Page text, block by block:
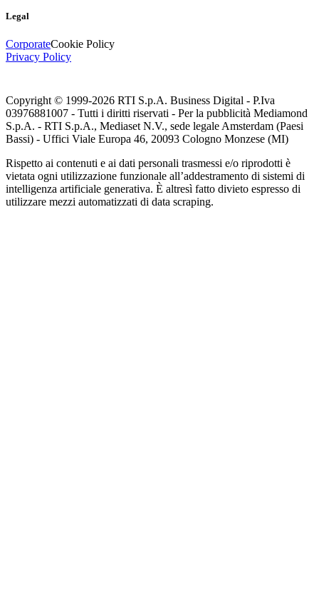
Legal
CorporateCookie Policy
Privacy Policy
Copyright © 1999-2026 RTI S.p.A. Business Digital - P.Iva
03976881007 - Tutti i diritti riservati - Per la pubblicità Mediamond
S.p.A. - RTI S.p.A., Mediaset N.V., sede legale Amsterdam (Paesi
Bassi) - Uffici Viale Europa 46, 20093 Cologno Monzese (MI)
Rispetto ai contenuti e ai dati personali trasmessi e/o riprodotti è
vietata ogni utilizzazione funzionale all’addestramento di sistemi di
intelligenza artificiale generativa. È altresì fatto divieto espresso di
utilizzare mezzi automatizzati di data scraping.